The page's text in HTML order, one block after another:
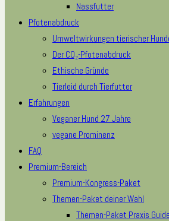
Nassfutter
Pfotenabdruck
Umweltwirkungen tierischer
Der CO₂-Pfotenabdruck
Ethische Gründe
Tierleid durch Tierfutter
Erfahrungen
Veganer Hund 27 Jahre
vegane Prominenz
FAQ
Premium-Bereich
Premium-Kongress-Paket
Themen-Paket deiner Wahl
Themen-Paket Praxis